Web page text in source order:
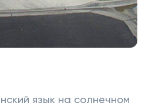
язык на солнечном